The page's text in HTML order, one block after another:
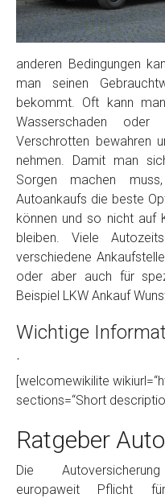
Foto Nr. 3
Sonstiges
Fertig
Wie viel ist 10+2 ?*
anderen Bedingungen
man seinen
bekommt. Oft kann
Wasserschaden
Verschrotten bewahren
nehmen. Damit man
Sorgen machen
Autoankaufs die beste
können und so nicht auf
bleiben. Viele
verschiedene
oder aber auch für
Beispiel LKW Ankauf
Wichtige
.
[welcomewikilite
sections=“Short
Ratgeber
Die
europaweit Pflicht